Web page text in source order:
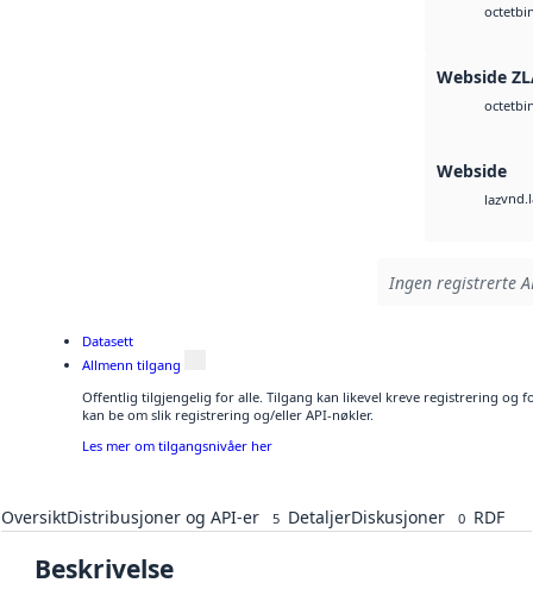
octet
Webside
octet
Webside
laz
Ingen registrerte
Datasett
Allmenn tilgang
Offentlig tilgjengelig for alle. Tilgang kan likevel kreve registrering og
kan be om slik registrering og/eller API-nøkler.
Les mer om tilgangsnivåer her
OversiktDistribusjoner og API-er 5 DetaljerDiskusjoner 0 RDF
Beskrivelse